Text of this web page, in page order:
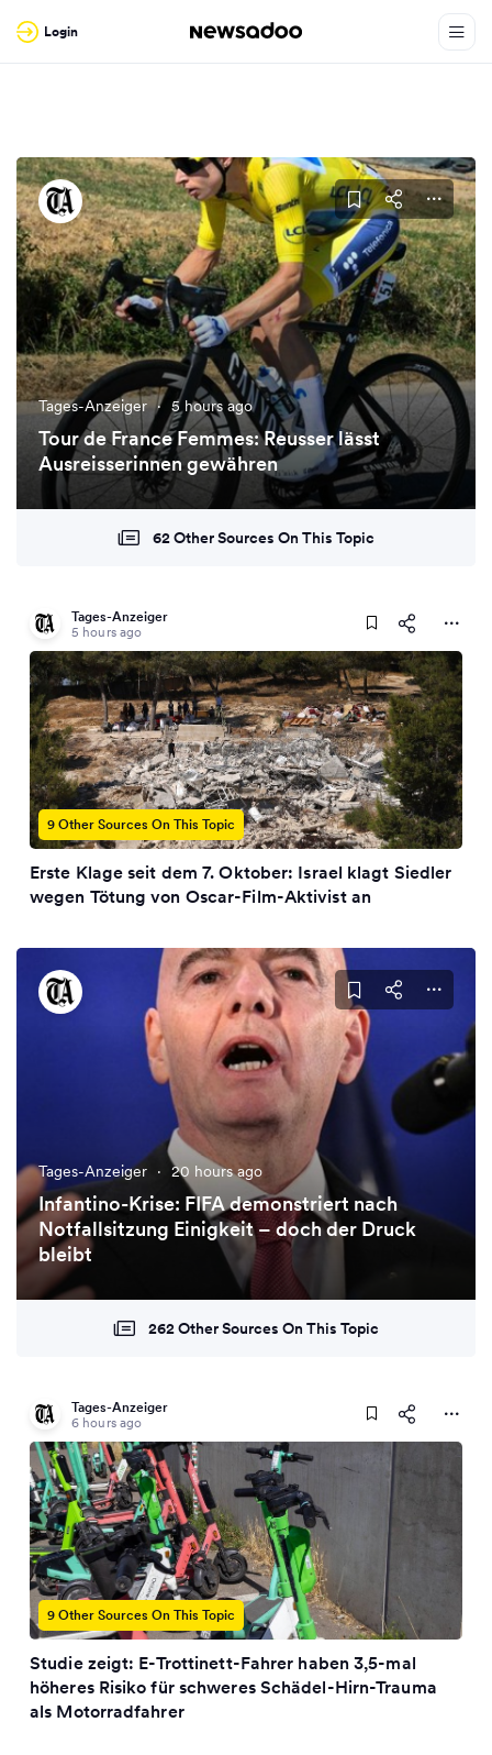
Login
Tages-Anzeiger · 5 hours ago
Tour de France Femmes: Reusser lässt
Ausreisserinnen gewähren
62 Other Sources On This Topic
Tages-Anzeiger
5 hours ago
9 Other Sources On This Topic
Erste Klage seit dem 7. Oktober: Israel klagt Siedler
wegen Tötung von Oscar-Film-Aktivist an
Tages-Anzeiger · 20 hours ago
Infantino-Krise: FIFA demonstriert nach
Notfallsitzung Einigkeit – doch der Druck
bleibt
262 Other Sources On This Topic
Tages-Anzeiger
6 hours ago
9 Other Sources On This Topic
Studie zeigt: E-Trottinett-Fahrer haben 3,5-mal
höheres Risiko für schweres Schädel-Hirn-Trauma
als Motorradfahrer